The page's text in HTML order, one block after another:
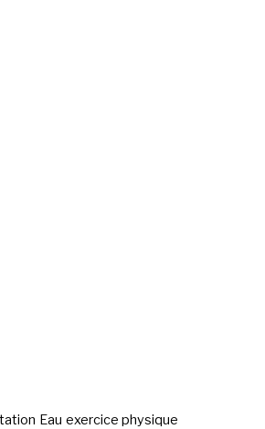
Eau exercice physique